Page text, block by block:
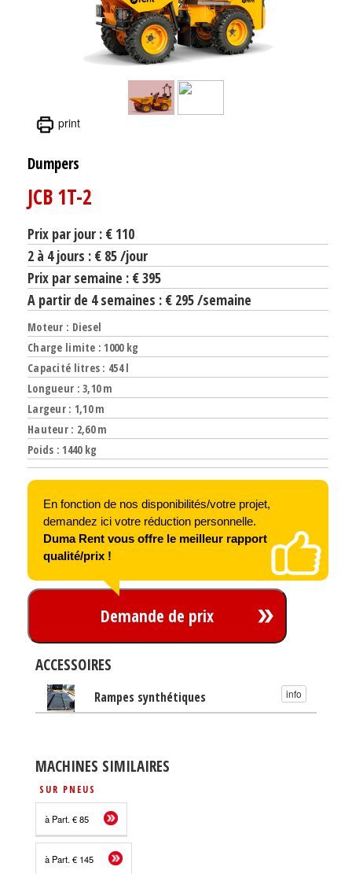
print
Dumpers
JCB 1T-2
Prix par jour : € 110
2 à 4 jours : € 85 /jour
Prix par semaine : € 395
A partir de 4 semaines : € 295 /semaine
Moteur : Diesel
Charge limite : 1000 kg
Capacité litres : 454 l
Longueur : 3,10 m
Largeur : 1,10 m
Hauteur : 2,60 m
Poids : 1440 kg
En fonction de nos disponibilités/votre projet,
demandez ici votre réduction personnelle.
Duma Rent vous offre le meilleur rapport
qualité/prix !
Demande de prix
ACCESSOIRES
Rampes synthétiques info
MACHINES SIMILAIRES
SUR PNEUS
à Part. € 85
à Part. € 145